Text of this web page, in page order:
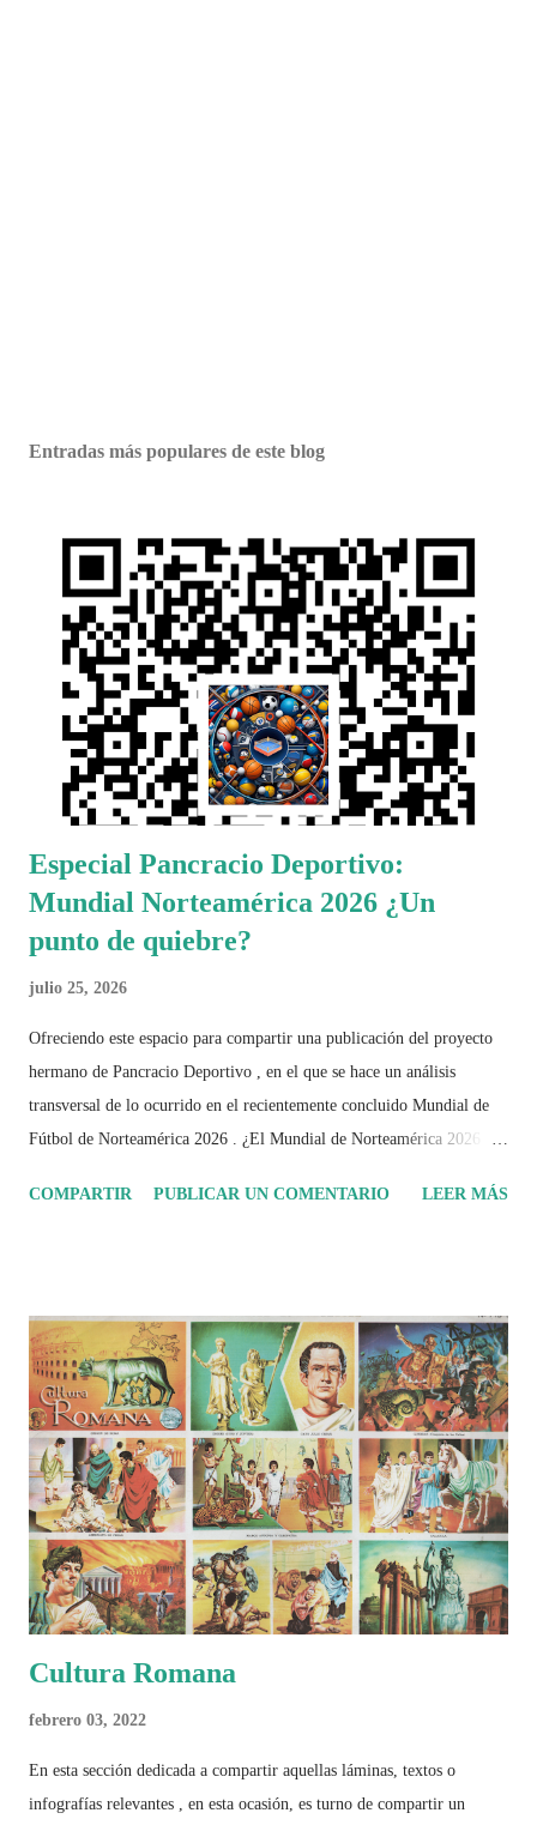
Entradas más populares de este blog
Especial Pancracio Deportivo:
Mundial Norteamérica 2026 ¿Un
punto de quiebre?
julio 25, 2026
Ofreciendo este espacio para compartir una publicación del proyecto
hermano de Pancracio Deportivo , en el que se hace un análisis
transversal de lo ocurrido en el recientemente concluido Mundial de
Fútbol de Norteamérica 2026 . ¿El Mundial de Norteamérica 2026 ha
el recorrido de cada selección con infografías inspiradas en la
2026 ¿Un punto de quiebre?" Este especial de Pancracio Deportivo no
busca decir únicamente quién ganó o quién perdió. Busca responder si
este Mundial marcó un antes y un después en la forma de entender el
deporte, la identidad nacional, la globalización, la comercialización y
el papel del fútbol como reflejo de nuestras sociedades . Son 230
páginas de análisis, ilustraciones originales y ...
COMPARTIR PUBLICAR UN COMENTARIO LEER MÁS
Cultura Romana
febrero 03, 2022
En esta sección dedicada a compartir aquellas láminas, textos o
infografías relevantes , en esta ocasión, es turno de compartir un